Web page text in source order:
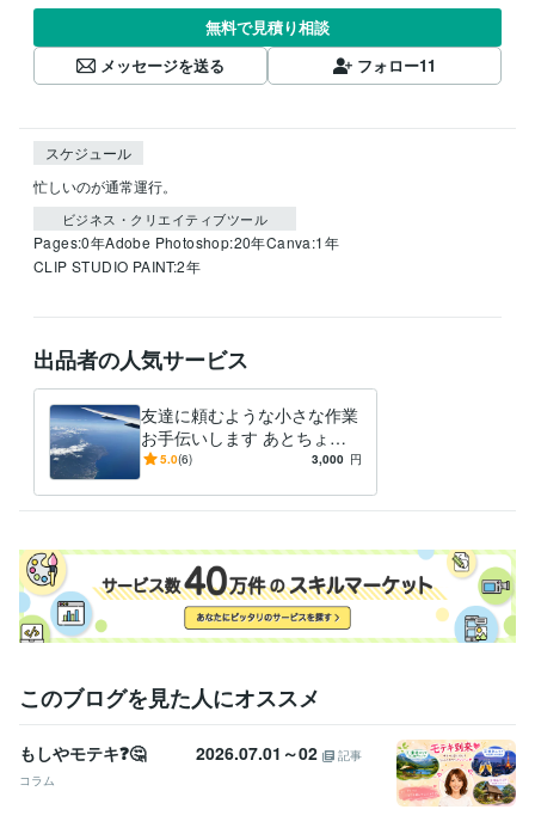
無料で見積り相談
メッセージを送る
フォロー11
スケジュール
忙しいのが通常運行。
ビジネス・クリエイティブツール
Pages:0年Adobe Photoshop:20年Canva:1年
CLIP STUDIO PAINT:2年
出品者の人気サービス
友達に頼むような小さな作業
お手伝いします あとちょっ
と手が回らない作業を、ほん
5.0(6) 3,000 円
このブログを見た人にオススメ
もしやモテキ❓🤔 2026.07.01～02
記事
コラム